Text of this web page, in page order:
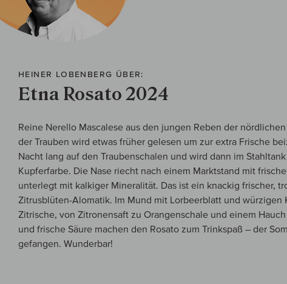
HEINER LOBENBERG ÜBER:
Etna Rosato 2024
Reine Nerello Mascalese aus den jungen Reben der
der Trauben wird etwas früher gelesen um zur extra Frische
Nacht lang auf den Traubenschalen und wird dann im
Kupferfarbe. Die Nase riecht nach einem Marktstand mit
unterlegt mit kalkiger Mineralität. Das ist ein knackig frischer,
Zitrusblüten-Alomatik. Im Mund mit Lorbeerblatt und würzigen
Zitrische, von Zitronensaft zu Orangenschale und einem
und frische Säure machen den Rosato zum Trinkspaß – der
gefangen. Wunderbar!